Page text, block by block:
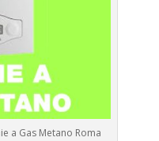
a Gas Metano Roma